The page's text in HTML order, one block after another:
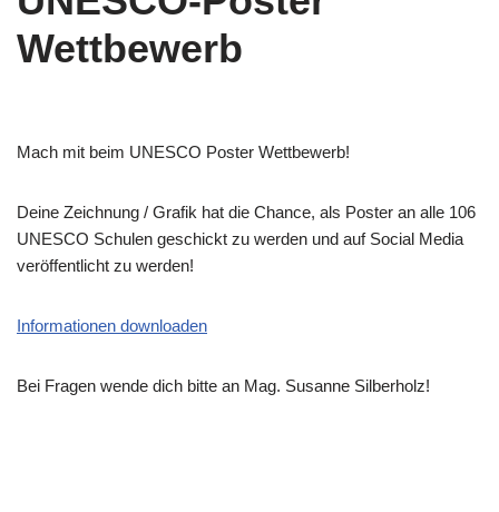
Wettbewerb
Mach mit beim UNESCO Poster Wettbewerb!
Deine Zeichnung / Grafik hat die Chance, als Poster an alle 106
UNESCO Schulen geschickt zu werden und auf Social Media
veröffentlicht zu werden!
Informationen downloaden
Bei Fragen wende dich bitte an Mag. Susanne Silberholz!